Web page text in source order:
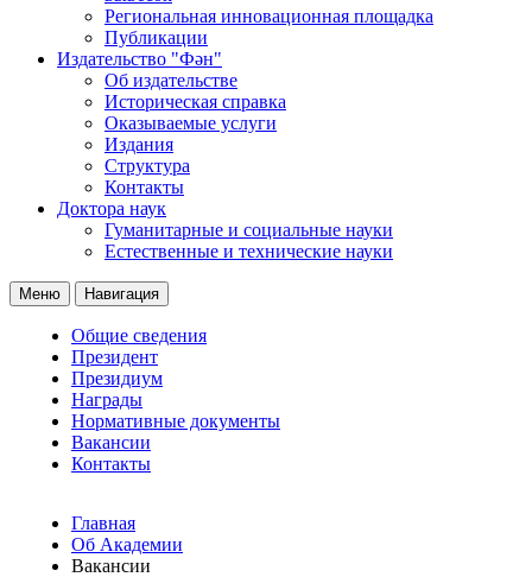
Региональная инновационная площадка
Публикации
Издательство "Фән"
Об издательстве
Историческая справка
Оказываемые услуги
Издания
Структура
Контакты
Доктора наук
Гуманитарные и социальные науки
Естественные и технические науки
Меню Навигация
Общие сведения
Президент
Президиум
Награды
Нормативные документы
Вакансии
Контакты
Главная
Об Академии
Вакансии